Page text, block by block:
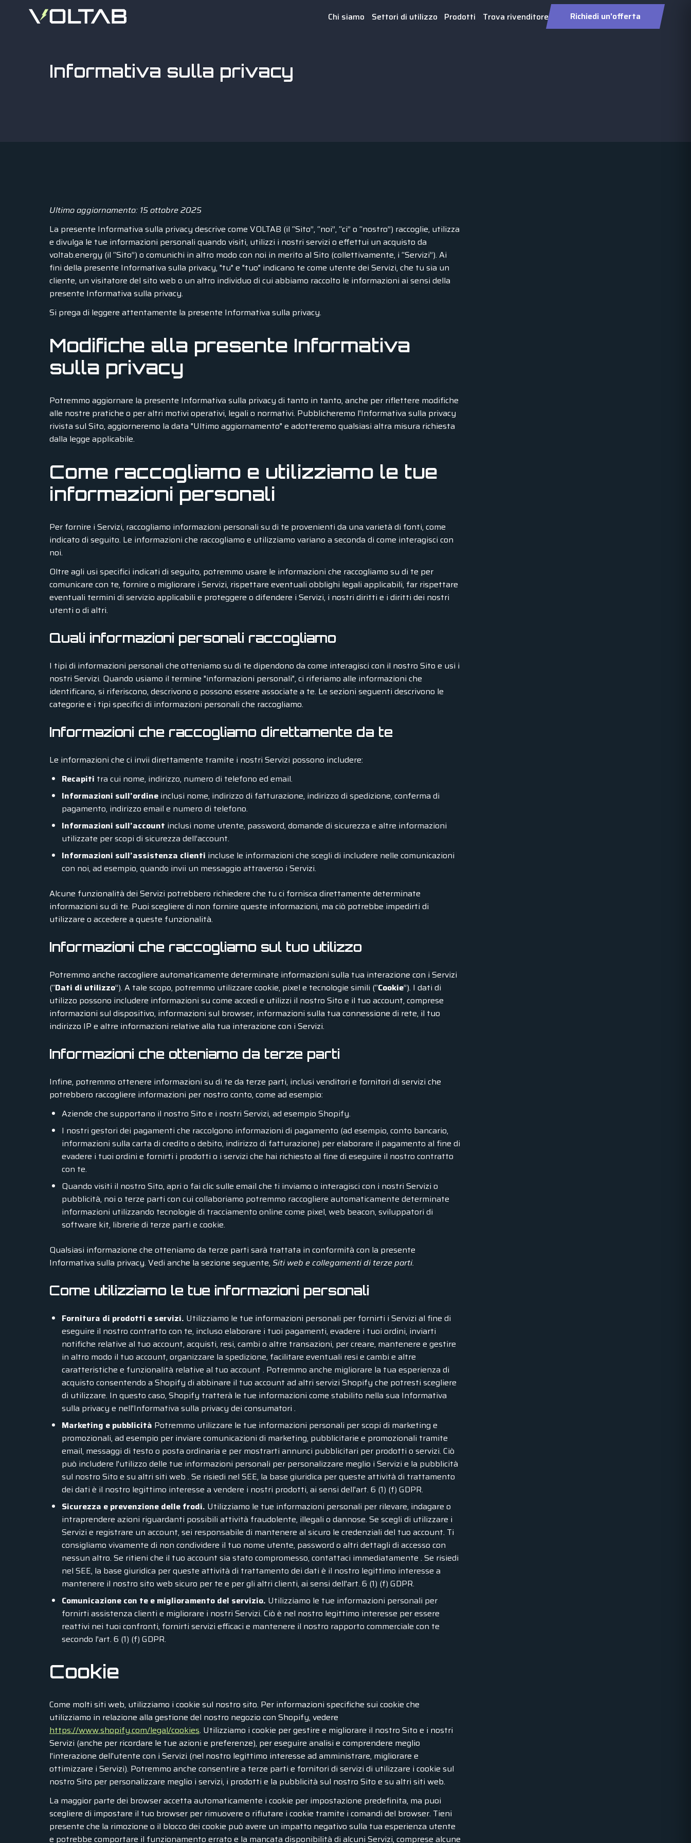
Chi siamo Settori di utilizzo Prodotti Trova rivenditore Richiedi un'offerta
Informativa sulla privacy
Ultimo aggiornamento: 15 ottobre 2025
La presente Informativa sulla privacy descrive come VOLTAB (il “Sito”, “noi”, “ci” o “nostro”) raccoglie, utilizza
e divulga le tue informazioni personali quando visiti, utilizzi i nostri servizi o effettui un acquisto da
voltab.energy (il “Sito”) o comunichi in altro modo con noi in merito al Sito (collettivamente, i “Servizi”). Ai
fini della presente Informativa sulla privacy, "tu" e "tuo" indicano te come utente dei Servizi, che tu sia un
cliente, un visitatore del sito web o un altro individuo di cui abbiamo raccolto le informazioni ai sensi della
presente Informativa sulla privacy.
Si prega di leggere attentamente la presente Informativa sulla privacy.
Modifiche alla presente Informativa
sulla privacy
Potremmo aggiornare la presente Informativa sulla privacy di tanto in tanto, anche per riflettere modifiche
alle nostre pratiche o per altri motivi operativi, legali o normativi. Pubblicheremo l'Informativa sulla privacy
rivista sul Sito, aggiorneremo la data "Ultimo aggiornamento" e adotteremo qualsiasi altra misura richiesta
dalla legge applicabile.
Come raccogliamo e utilizziamo le tue
informazioni personali
Per fornire i Servizi, raccogliamo informazioni personali su di te provenienti da una varietà di fonti, come
indicato di seguito. Le informazioni che raccogliamo e utilizziamo variano a seconda di come interagisci con
noi.
Oltre agli usi specifici indicati di seguito, potremmo usare le informazioni che raccogliamo su di te per
comunicare con te, fornire o migliorare i Servizi, rispettare eventuali obblighi legali applicabili, far rispettare
eventuali termini di servizio applicabili e proteggere o difendere i Servizi, i nostri diritti e i diritti dei nostri
utenti o di altri.
Quali informazioni personali raccogliamo
I tipi di informazioni personali che otteniamo su di te dipendono da come interagisci con il nostro Sito e usi i
nostri Servizi. Quando usiamo il termine "informazioni personali", ci riferiamo alle informazioni che
identificano, si riferiscono, descrivono o possono essere associate a te. Le sezioni seguenti descrivono le
categorie e i tipi specifici di informazioni personali che raccogliamo.
Informazioni che raccogliamo direttamente da te
Le informazioni che ci invii direttamente tramite i nostri Servizi possono includere:
Recapiti tra cui nome, indirizzo, numero di telefono ed email.
Informazioni sull’ordine inclusi nome, indirizzo di fatturazione, indirizzo di spedizione, conferma di
pagamento, indirizzo email e numero di telefono.
Informazioni sull’account inclusi nome utente, password, domande di sicurezza e altre informazioni
utilizzate per scopi di sicurezza dell’account.
Informazioni sull’assistenza clienti incluse le informazioni che scegli di includere nelle comunicazioni
con noi, ad esempio, quando invii un messaggio attraverso i Servizi.
Alcune funzionalità dei Servizi potrebbero richiedere che tu ci fornisca direttamente determinate
informazioni su di te. Puoi scegliere di non fornire queste informazioni, ma ciò potrebbe impedirti di
utilizzare o accedere a queste funzionalità.
Informazioni che raccogliamo sul tuo utilizzo
Potremmo anche raccogliere automaticamente determinate informazioni sulla tua interazione con i Servizi
(“Dati di utilizzo”). A tale scopo, potremmo utilizzare cookie, pixel e tecnologie simili (“Cookie”). I dati di
utilizzo possono includere informazioni su come accedi e utilizzi il nostro Sito e il tuo account, comprese
informazioni sul dispositivo, informazioni sul browser, informazioni sulla tua connessione di rete, il tuo
indirizzo IP e altre informazioni relative alla tua interazione con i Servizi.
Informazioni che otteniamo da terze parti
Infine, potremmo ottenere informazioni su di te da terze parti, inclusi venditori e fornitori di servizi che
potrebbero raccogliere informazioni per nostro conto, come ad esempio:
Aziende che supportano il nostro Sito e i nostri Servizi, ad esempio Shopify.
I nostri gestori dei pagamenti che raccolgono informazioni di pagamento (ad esempio, conto bancario,
informazioni sulla carta di credito o debito, indirizzo di fatturazione) per elaborare il pagamento al fine di
evadere i tuoi ordini e fornirti i prodotti o i servizi che hai richiesto al fine di eseguire il nostro contratto
con te.
Quando visiti il nostro Sito, apri o fai clic sulle email che ti inviamo o interagisci con i nostri Servizi o
pubblicità, noi o terze parti con cui collaboriamo potremmo raccogliere automaticamente determinate
informazioni utilizzando tecnologie di tracciamento online come pixel, web beacon, sviluppatori di
software kit, librerie di terze parti e cookie.
Qualsiasi informazione che otteniamo da terze parti sarà trattata in conformità con la presente
Informativa sulla privacy. Vedi anche la sezione seguente, Siti web e collegamenti di terze parti.
Come utilizziamo le tue informazioni personali
Fornitura di prodotti e servizi. Utilizziamo le tue informazioni personali per fornirti i Servizi al fine di
eseguire il nostro contratto con te, incluso elaborare i tuoi pagamenti, evadere i tuoi ordini, inviarti
notifiche relative al tuo account, acquisti, resi, cambi o altre transazioni, per creare, mantenere e gestire
in altro modo il tuo account, organizzare la spedizione, facilitare eventuali resi e cambi e altre
caratteristiche e funzionalità relative al tuo account . Potremmo anche migliorare la tua esperienza di
acquisto consentendo a Shopify di abbinare il tuo account ad altri servizi Shopify che potresti scegliere
di utilizzare. In questo caso, Shopify tratterà le tue informazioni come stabilito nella sua Informativa
sulla privacy e nell'Informativa sulla privacy dei consumatori .
Marketing e pubblicità Potremmo utilizzare le tue informazioni personali per scopi di marketing e
promozionali, ad esempio per inviare comunicazioni di marketing, pubblicitarie e promozionali tramite
email, messaggi di testo o posta ordinaria e per mostrarti annunci pubblicitari per prodotti o servizi. Ciò
può includere l'utilizzo delle tue informazioni personali per personalizzare meglio i Servizi e la pubblicità
sul nostro Sito e su altri siti web . Se risiedi nel SEE, la base giuridica per queste attività di trattamento
dei dati è il nostro legittimo interesse a vendere i nostri prodotti, ai sensi dell'art. 6 (1) (f) GDPR.
Sicurezza e prevenzione delle frodi. Utilizziamo le tue informazioni personali per rilevare, indagare o
intraprendere azioni riguardanti possibili attività fraudolente, illegali o dannose. Se scegli di utilizzare i
Servizi e registrare un account, sei responsabile di mantenere al sicuro le credenziali del tuo account. Ti
consigliamo vivamente di non condividere il tuo nome utente, password o altri dettagli di accesso con
nessun altro. Se ritieni che il tuo account sia stato compromesso, contattaci immediatamente . Se risiedi
nel SEE, la base giuridica per queste attività di trattamento dei dati è il nostro legittimo interesse a
mantenere il nostro sito web sicuro per te e per gli altri clienti, ai sensi dell'art. 6 (1) (f) GDPR.
Comunicazione con te e miglioramento del servizio. Utilizziamo le tue informazioni personali per
fornirti assistenza clienti e migliorare i nostri Servizi. Ciò è nel nostro legittimo interesse per essere
reattivi nei tuoi confronti, fornirti servizi efficaci e mantenere il nostro rapporto commerciale con te
secondo l'art. 6 (1) (f) GDPR.
Cookie
Come molti siti web, utilizziamo i cookie sul nostro sito. Per informazioni specifiche sui cookie che
utilizziamo in relazione alla gestione del nostro negozio con Shopify, vedere
https://www.shopify.com/legal/cookies. Utilizziamo i cookie per gestire e migliorare il nostro Sito e i nostri
Servizi (anche per ricordare le tue azioni e preferenze), per eseguire analisi e comprendere meglio
l'interazione dell'utente con i Servizi (nel nostro legittimo interesse ad amministrare, migliorare e
ottimizzare i Servizi). Potremmo anche consentire a terze parti e fornitori di servizi di utilizzare i cookie sul
nostro Sito per personalizzare meglio i servizi, i prodotti e la pubblicità sul nostro Sito e su altri siti web.
La maggior parte dei browser accetta automaticamente i cookie per impostazione predefinita, ma puoi
scegliere di impostare il tuo browser per rimuovere o rifiutare i cookie tramite i comandi del browser. Tieni
presente che la rimozione o il blocco dei cookie può avere un impatto negativo sulla tua esperienza utente
e potrebbe comportare il funzionamento errato e la mancata disponibilità di alcuni Servizi, comprese alcune